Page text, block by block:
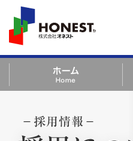
ネスト